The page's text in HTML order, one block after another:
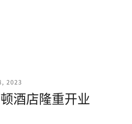
2023
酒店隆重开业